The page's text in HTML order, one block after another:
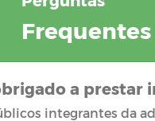
Frequentes
a prestar
integrantes da